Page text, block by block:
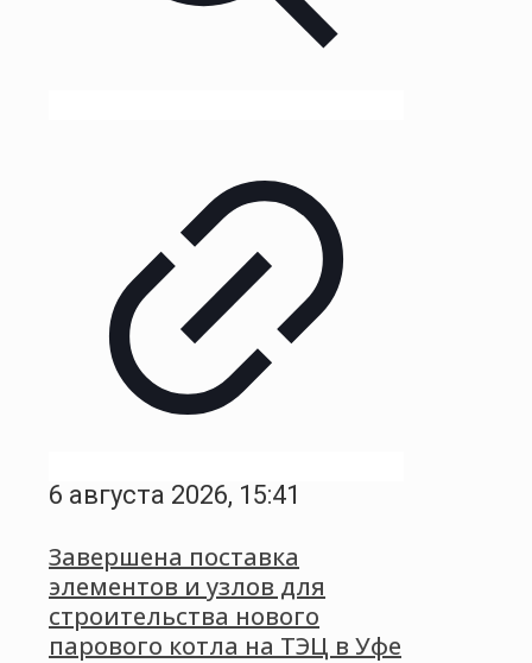
6 августа 2026, 15:41
Завершена поставка
элементов и узлов для
строительства нового
парового котла на ТЭЦ в Уфе